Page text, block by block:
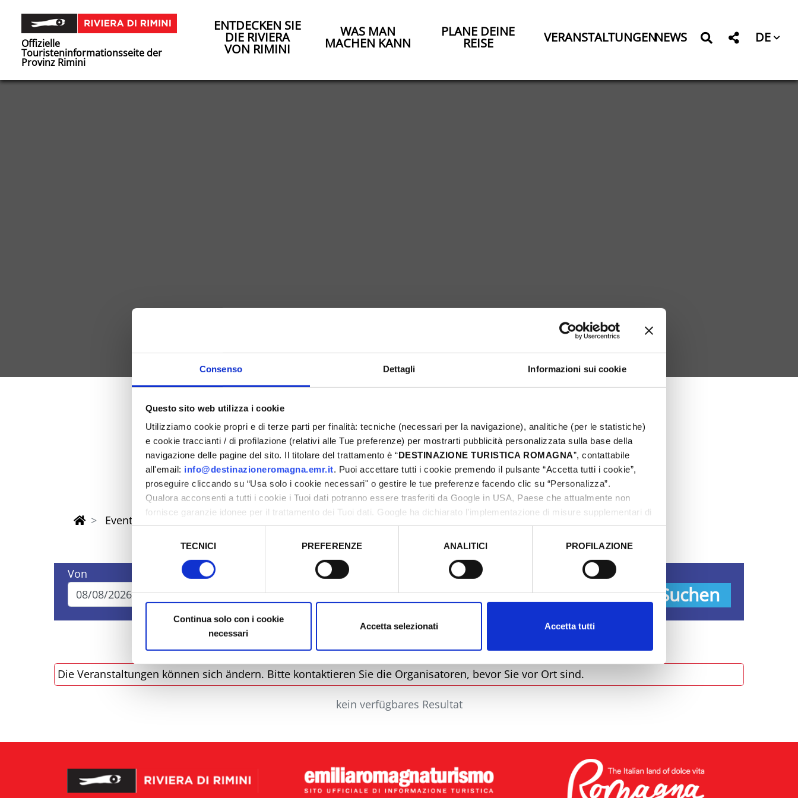
Consenso Dettagli Informazioni sui cookie
Questo sito web utilizza i cookie
Utilizziamo cookie propri e di terze parti per finalità: tecniche (necessari per la navigazione), analitiche (per le statistiche)
e cookie traccianti / di profilazione (relativi alle Tue preferenze) per mostrarti pubblicità personalizzata sulla base della
navigazione delle pagine del sito. Il titolare del trattamento è “DESTINAZIONE TURISTICA ROMAGNA”, contattabile
all'email: info@destinazioneromagna.emr.it. Puoi accettare tutti i cookie premendo il pulsante “Accetta tutti i cookie”,
proseguire cliccando su “Usa solo i cookie necessari" o gestire le tue preferenze facendo clic su “Personalizza”.
Qualora acconsenti a tutti i cookie i Tuoi dati potranno essere trasferiti da Google in USA, Paese che attualmente non
fornisce garanzie idonee per il trattamento dei Tuoi dati. Google ha dichiarato l’implementazione di misure supplementari di
sicurezza a Tutela dei navigatori, che abbiamo valutato essere sufficienti.
TECNICI PREFERENZE ANALITICI PROFILAZIONE
Continua solo con i cookie
necessari
Accetta selezionati Accetta tutti
Offizielle
Touristeninformationsseite der
Provinz Rimini
ENTDECKEN SIE
DIE RIVIERA
VON RIMINI
WAS MAN
MACHEN KANN
PLANE DEINE
REISE VERANSTALTUNGENNEWS DE
Feder 2025
in der Provinz Rimini
Eventi Primavera 2025
Eventi di Primavera Riviera Rimini
Von Bis Stadt
Suchen
Die Veranstaltungen können sich ändern. Bitte kontaktieren Sie die Organisatoren, bevor Sie vor Ort sind.
kein verfügbares Resultat